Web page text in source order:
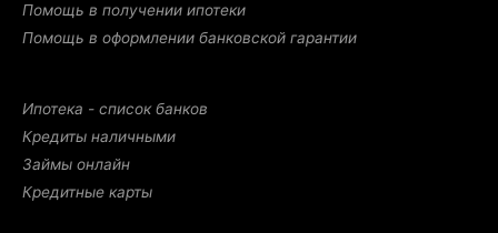
Помощь в получении ипотеки
Помощь в оформлении банковской гарантии
Ипотека - список банков
Кредиты наличными
Займы онлайн
Кредитные карты